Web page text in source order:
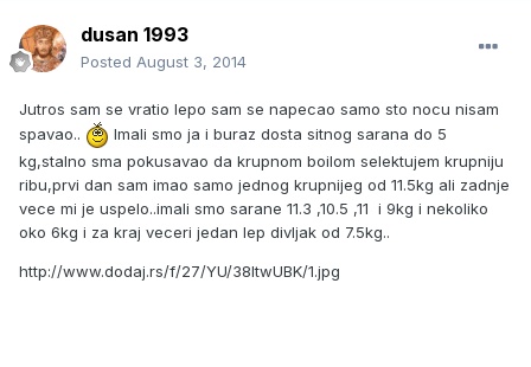
dusan 1993
Posted August 3, 2014
Jutros sam se vratio lepo sam se napecao samo sto nocu nisam
spavao..
Imali smo ja i buraz dosta sitnog sarana do 5
kg,stalno sma pokusavao da krupnom boilom selektujem krupniju
ribu,prvi dan sam imao samo jednog krupnijeg od 11.5kg ali zadnje
vece mi je uspelo..imali smo sarane 11.3 ,10.5 ,11 i 9kg i nekoliko
oko 6kg i za kraj veceri jedan lep divljak od 7.5kg..
http://www.dodaj.rs/f/27/YU/38ltwUBK/1.jpg